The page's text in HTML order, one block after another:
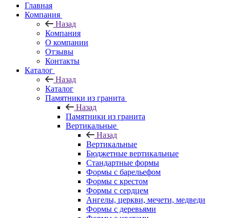
Главная
Компания
Назад
Компания
О компании
Отзывы
Контакты
Каталог
Назад
Каталог
Памятники из гранита
Назад
Памятники из гранита
Вертикальные
Назад
Вертикальные
Бюджетные вертикальные
Стандартные формы
Формы с барельефом
Формы с крестом
Формы с сердцем
Ангелы, церкви, мечети, медведи
Формы с деревьями